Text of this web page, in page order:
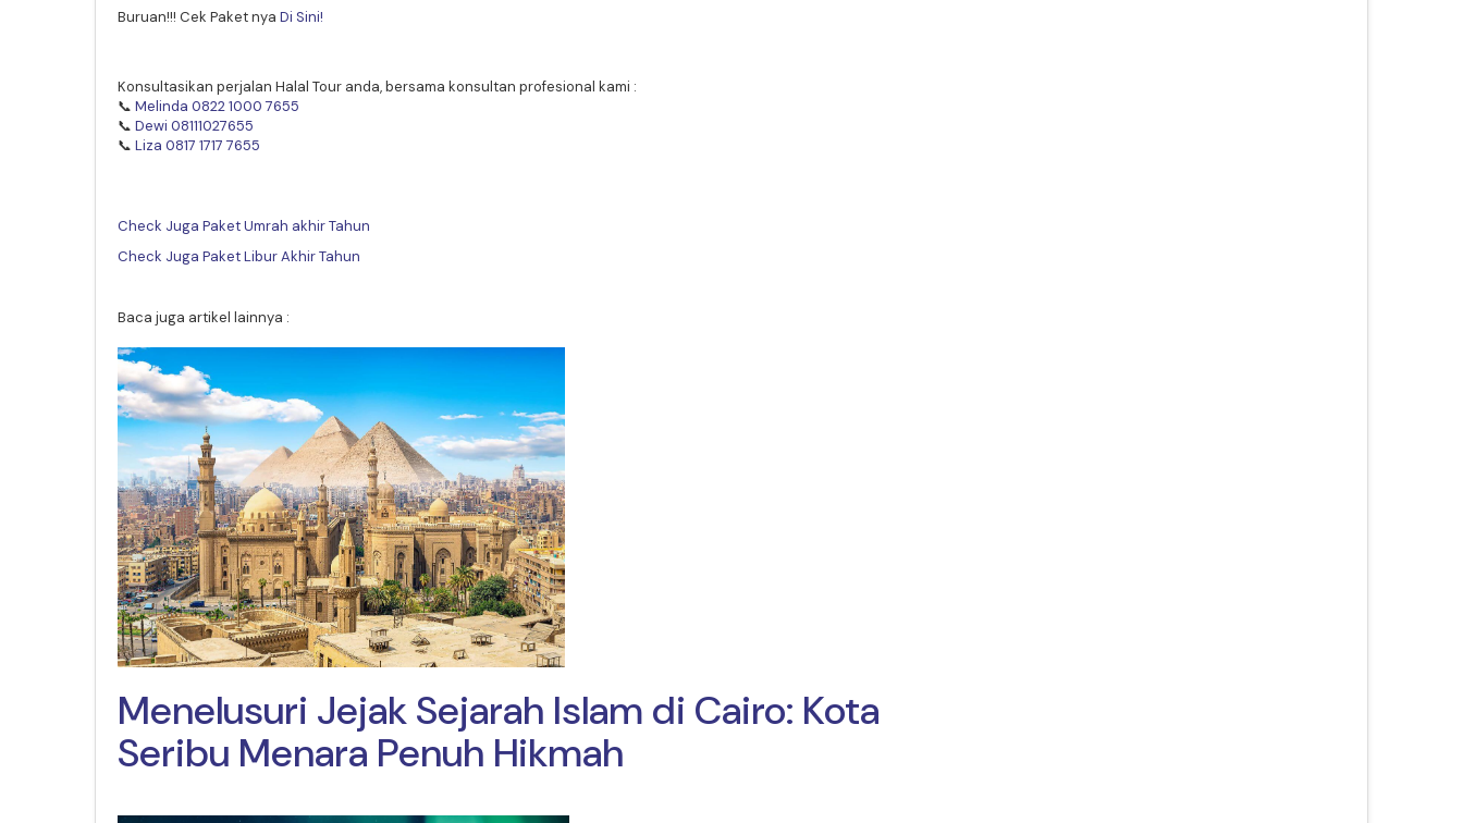
Buruan!!! Cek Paket nya Di Sini!
Konsultasikan perjalan Halal Tour anda, bersama konsultan profesional kami :
📞 Melinda 0822 1000 7655
📞 Dewi 08111027655
📞 Liza 0817 1717 7655
Check Juga Paket Umrah akhir Tahun
Check Juga Paket Libur Akhir Tahun
Baca juga artikel lainnya :
Menelusuri Jejak Sejarah Islam di Cairo: Kota
Seribu Menara Penuh Hikmah